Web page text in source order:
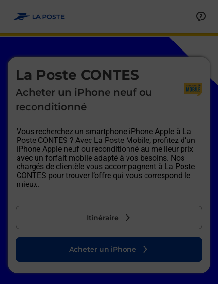
La Poste CONTES
Acheter un iPhone neuf ou
reconditionné
Vous recherchez un smartphone iPhone Apple à La
Poste CONTES ? Avec La Poste Mobile, profitez d’un
iPhone Apple neuf ou reconditionné au meilleur prix
avec un forfait mobile adapté à vos besoins. Nos
chargés de clientèle vous accompagnent à La Poste
CONTES pour trouver l’offre qui vous correspond le
mieux.
Itinéraire
Le lien s'ouvre dans un nouvel onglet
Acheter un iPhone